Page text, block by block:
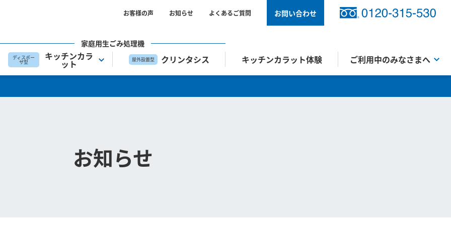
お客様の声 お知らせ よくあるご質問 お問い合わせ
家庭用生ごみ処理機
ディスポー
ザ型
キッチンカラ
ット 屋外設置型 クリンタシス キッチンカラット体験 ご利用中のみなさまへ
お知らせ